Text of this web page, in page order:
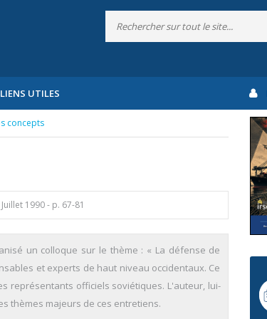
LIENS UTILES
concepts
1990- p. 67-81
un colloque sur le thème : « La défense de
et experts de haut niveau occidentaux. Ce
représentants officiels soviétiques. L'auteur, lui-
thèmes majeurs de ces entretiens.